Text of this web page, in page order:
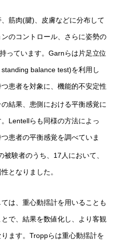
筋肉(腱)、皮膚などに分布して
のコントロール、さらに姿勢の
っています。Garnらは片足立位
balance test)を利用し
患者を対象に、機能的不安定性
の結果、患側における平衡感覚に
Lentellらも同様の方法によっ
患者の平衡感覚を調べていま
験者のうち、17人において、
となりました。
は、重心動揺計を用いることも
で、結果を数値化し、より客観
ます。Troppらは重心動揺計を